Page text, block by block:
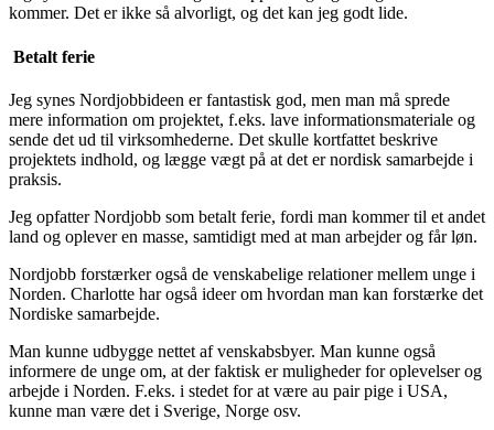
kommer. Det er ikke så alvorligt, og det kan jeg godt lide.
Betalt ferie
Jeg synes Nordjobbideen er fantastisk god, men man må sprede
mere information om projektet, f.eks. lave informationsmateriale og
sende det ud til virksomhederne. Det skulle kortfattet beskrive
projektets indhold, og lægge vægt på at det er nordisk samarbejde i
praksis.
Jeg opfatter Nordjobb som betalt ferie, fordi man kommer til et andet
land og oplever en masse, samtidigt med at man arbejder og får løn.
Nordjobb forstærker også de venskabelige relationer mellem unge i
Norden. Charlotte har også ideer om hvordan man kan forstærke det
Nordiske samarbejde.
Man kunne udbygge nettet af venskabsbyer. Man kunne også
informere de unge om, at der faktisk er muligheder for oplevelser og
arbejde i Norden. F.eks. i stedet for at være au pair pige i USA,
kunne man være det i Sverige, Norge osv.